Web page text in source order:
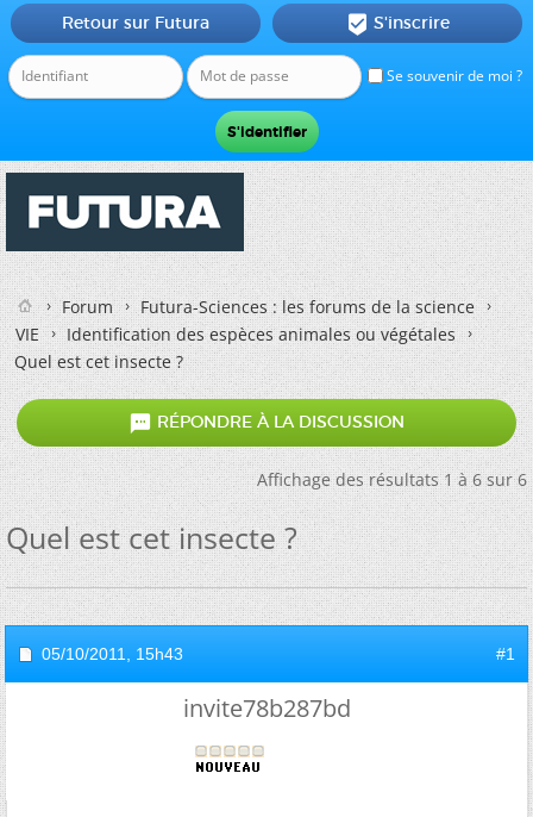
Se souvenir de moi ?
Retour sur Futura  S'inscrire
Forum
Futura-Sciences : les forums de la science
VIE
Identification des espèces animales ou végétales
Quel est cet insecte ?
 RÉPONDRE À LA DISCUSSION
Affichage des résultats 1 à 6 sur 6
Quel est cet insecte ?
05/10/2011, 15h43 #1
invite78b287bd